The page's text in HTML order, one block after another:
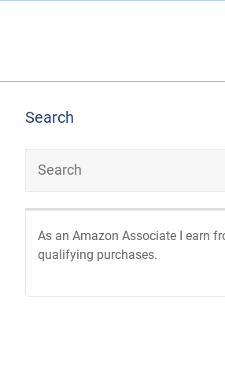
Search
As an Amazon Associate I earn
qualifying purchases.